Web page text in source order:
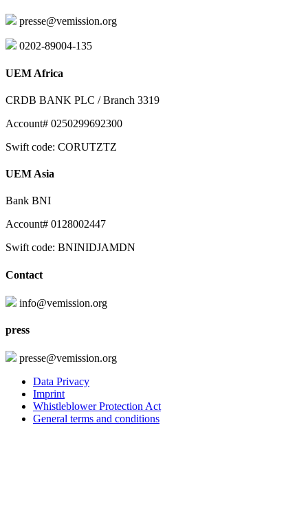
presse@vemission.org
0202-89004-135
UEM Africa
CRDB BANK PLC / Branch 3319
Account# 0250299692300
Swift code: CORUTZTZ
UEM Asia
Bank BNI
Account# 0128002447
Swift code: BNINIDJAMDN
Contact
info@vemission.org
press
presse@vemission.org
Data Privacy
Imprint
Whistleblower Protection Act
General terms and conditions